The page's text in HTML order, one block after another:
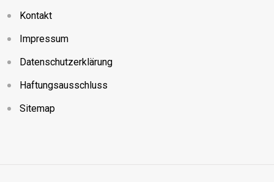
Kontakt
Impressum
Datenschutzerklärung
Haftungsausschluss
Sitemap